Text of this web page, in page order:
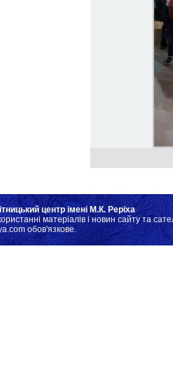
центр імені М.К. Реріха
матеріалів і новин сайту та
обов'язкове.